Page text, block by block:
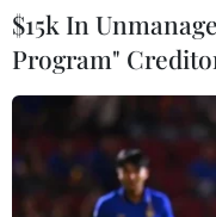
Theo dõi VietnamPlus
$15k In
Program"